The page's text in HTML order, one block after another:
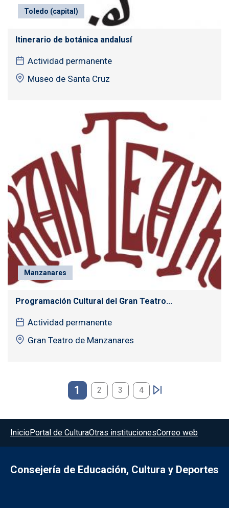
Toledo (capital)
Itinerario de botánica andalusí
Actividad permanente
Museo de Santa Cruz
Manzanares
Programación Cultural del Gran Teatro...
Actividad permanente
Gran Teatro de Manzanares
1 2 3 4
Menú del pie
InicioPortal de CulturaOtras institucionesCorreo web
Consejería de Educación, Cultura y Deportes